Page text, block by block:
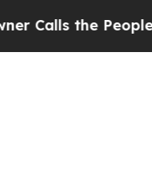
Laid off